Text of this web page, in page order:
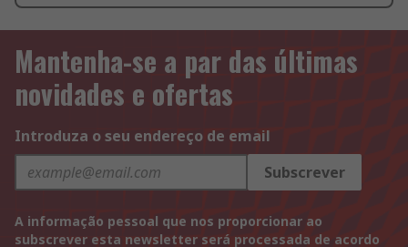
Mantenha-se a par das últimas
novidades e ofertas
Introduza o seu endereço de email
Subscrever
A informação pessoal que nos proporcionar ao
subscrever esta newsletter será processada de acordo